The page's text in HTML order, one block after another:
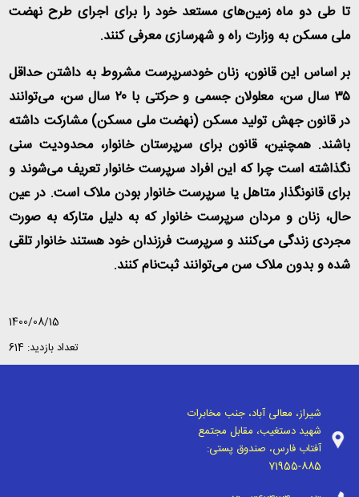
تا طی دو ماه زمین‌های مستعد خود را برای اجرای طرح نهضت
ملی مسکن به وزارت راه و شهرسازی معرفی کنند.
بر اساس این قانون، زنان خودسرپرست مشروط به داشتن حداقل
۳۵ سال سن، معلولان جسمی و حرکتی با ۲۰ سال سن، می‌توانند
در قانون جهش تولید مسکن (نهضت ملی مسکن) مشارکت داشته
باشند. همچنین، قانون برای سرپرستان خانوار، محدودیت سنی
نگذاشته است چرا که این افراد سرپرست خانوار تعریف می‌شوند و
برای قانونگذار متاهل یا سرپرست خانوار بودن ملاک است. در عین
حال، زنان و مردان سرپرست خانوار که به دلیل متارکه به صورت
مجردی زندگی می‌کنند و سرپرست فرزندان خود هستند خانوار تلقی
شده و بدون ملاک سن می‌توانند ثبت‌نام کنند.
1400/08/15
تعداد بازدید: 614
شیراز، معالی آباد، جنب مخابرات
شهید دستغیب، مقابل مجتمع
آفتاب فارس، صندوق پستی:
71955-885